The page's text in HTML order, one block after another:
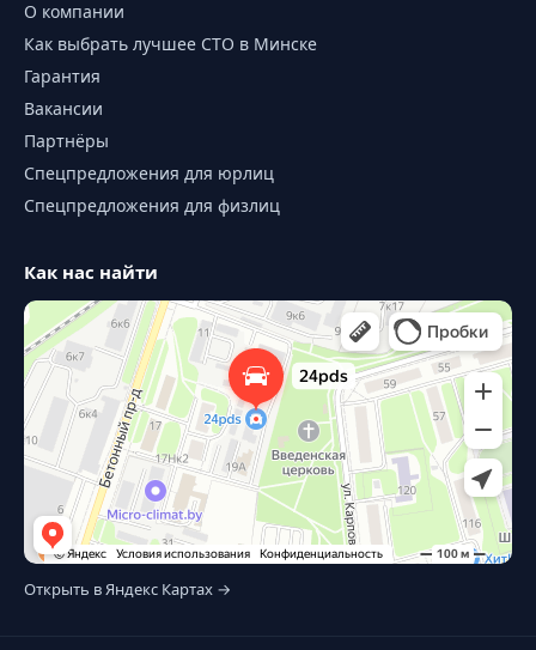
О компании
Как выбрать лучшее СТО в Минске
Гарантия
Вакансии
Партнёры
Спецпредложения для юрлиц
Спецпредложения для физлиц
Как нас найти
Открыть в Яндекс Картах →